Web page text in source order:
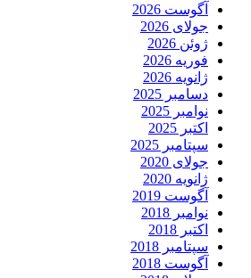
آگوست 2026
جولای 2026
ژوئن 2026
فوریه 2026
ژانویه 2026
دسامبر 2025
نوامبر 2025
اکتبر 2025
سپتامبر 2025
جولای 2020
ژانویه 2020
آگوست 2019
نوامبر 2018
اکتبر 2018
سپتامبر 2018
آگوست 2018